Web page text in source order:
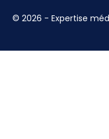
© 2026 - Expertise